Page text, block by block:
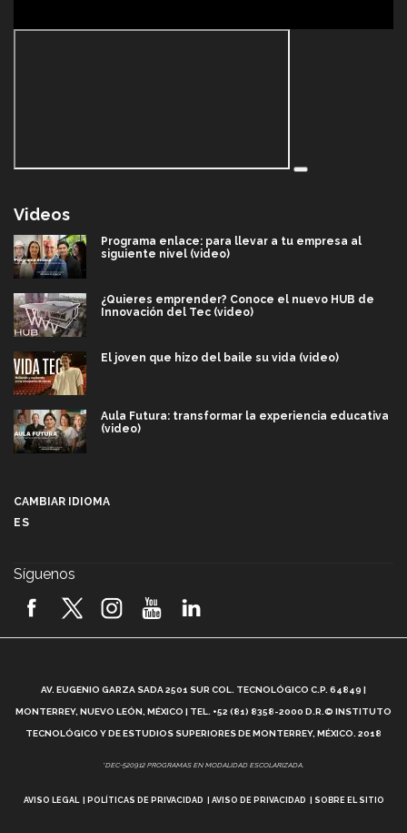
Videos
Programa enlace: para llevar a tu empresa al
siguiente nivel (video)
¿Quieres emprender? Conoce el nuevo HUB de
Innovación del Tec (video)
El joven que hizo del baile su vida (video)
Aula Futura: transformar la experiencia educativa
(video)
2026! (video)
¿Cómo es el Modelo Educativo Tec? (video)
Vida Tec: Feminismo e Inteligencia Artificial, Paola
CAMBIAR IDIOMA
ES
Síguenos
AV. EUGENIO GARZA SADA 2501 SUR COL. TECNOLÓGICO C.P. 64849 |
MONTERREY, NUEVO LEÓN, MÉXICO | TEL. +52 (81) 8358-2000 D.R.© INSTITUTO
TECNOLÓGICO Y DE ESTUDIOS SUPERIORES DE MONTERREY, MÉXICO. 2018
*DEC-520912 PROGRAMAS EN MODALIDAD ESCOLARIZADA.
AVISO LEGAL POLÍTICAS DE PRIVACIDAD AVISO DE PRIVACIDAD SOBRE EL SITIO